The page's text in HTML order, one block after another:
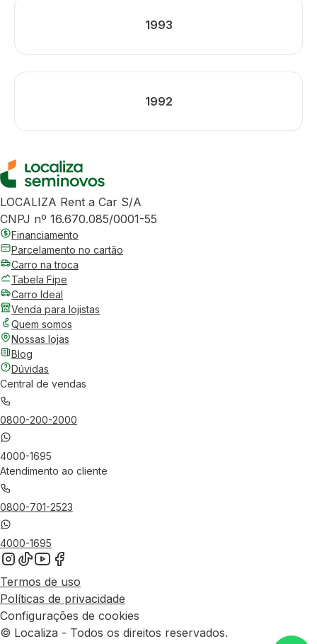
1993
1992
LOCALIZA Rent a Car S/A
CNPJ nº 16.670.085/0001-55
Financiamento
Parcelamento no cartão
Carro na troca
Tabela Fipe
Carro Ideal
Venda para lojistas
Quem somos
Nossas lojas
Blog
Dúvidas
Central de vendas
0800-200-2000
4000-1695
Atendimento ao cliente
0800-701-2523
4000-1695
Termos de uso
Políticas de privacidade
Configurações de cookies
© Localiza - Todos os direitos reservados.